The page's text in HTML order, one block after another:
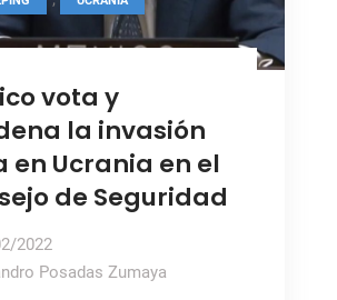
vota y
la invasión
en Ucrania en el
de Seguridad
2022
Posadas Zumaya